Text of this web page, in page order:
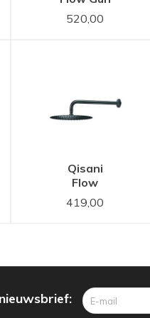
Metal
Zwart
520,00
Qisani
Flow
hoofddouche
25cm met
419,00